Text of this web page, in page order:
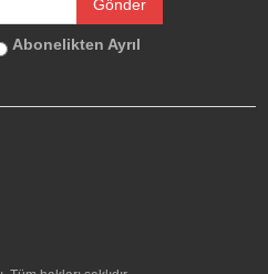
Abonelikten Ayrıl